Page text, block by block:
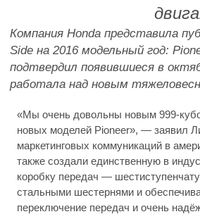
Компания Honda представила
Side на 2016 модельный год:
подтвердил появившиеся в
работала над новым
«Мы очень довольны новым 999-
новых моделей Pioneer», — заявил
маркетинговых коммуникаций в
также создали единственную в
коробку передач —
стальными шестернями и
переключение передач и очень